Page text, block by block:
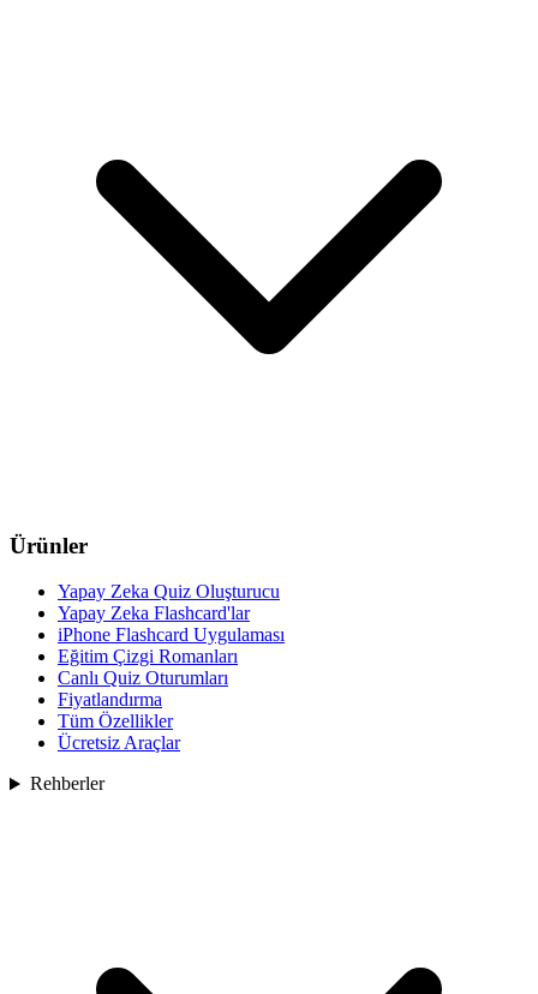
Ürünler
Yapay Zeka Quiz Oluşturucu
Yapay Zeka Flashcard'lar
iPhone Flashcard Uygulaması
Eğitim Çizgi Romanları
Canlı Quiz Oturumları
Fiyatlandırma
Tüm Özellikler
Ücretsiz Araçlar
Rehberler